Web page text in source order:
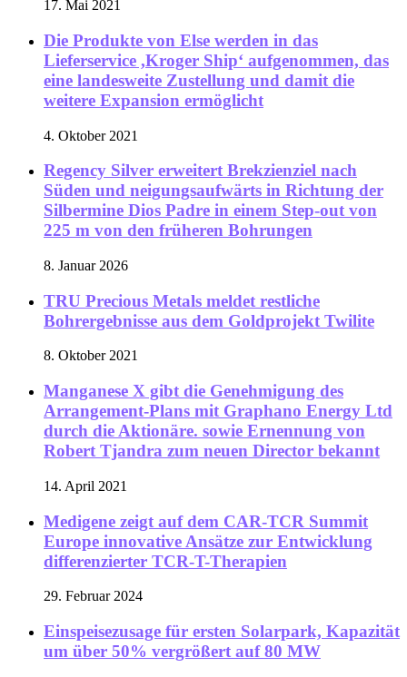
17. Mai 2021
Die Produkte von Else werden in das
Lieferservice ,Kroger Ship‘ aufgenommen, das
eine landesweite Zustellung und damit die
weitere Expansion ermöglicht
4. Oktober 2021
Regency Silver erweitert Brekzienziel nach
Süden und neigungsaufwärts in Richtung der
Silbermine Dios Padre in einem Step-out von
225 m von den früheren Bohrungen
8. Januar 2026
TRU Precious Metals meldet restliche
Bohrergebnisse aus dem Goldprojekt Twilite
8. Oktober 2021
Manganese X gibt die Genehmigung des
Arrangement-Plans mit Graphano Energy Ltd
durch die Aktionäre. sowie Ernennung von
Robert Tjandra zum neuen Director bekannt
14. April 2021
Medigene zeigt auf dem CAR-TCR Summit
Europe innovative Ansätze zur Entwicklung
differenzierter TCR-T-Therapien
29. Februar 2024
Einspeisezusage für ersten Solarpark, Kapazität
um über 50% vergrößert auf 80 MW